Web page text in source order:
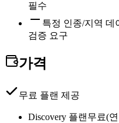
필수
특정 인종/지역 데
검증 요구
가격
무료 플랜 제공
Discovery 플랜 무료(